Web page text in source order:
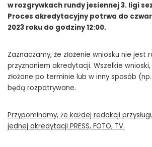
w rozgrywkach rundy jesiennej 3. ligi
Proces akredytacyjny potrwa do
2023 roku do godziny 12:00.
Zaznaczamy, że złożenie wniosku nie jest
przyznaniem akredytacji. Wszelkie
złożone po terminie lub w inny sposób
będą rozpatrywane.
Przypominamy, że każdej redakcji
jednej akredytacji PRESS, FOTO, TV.